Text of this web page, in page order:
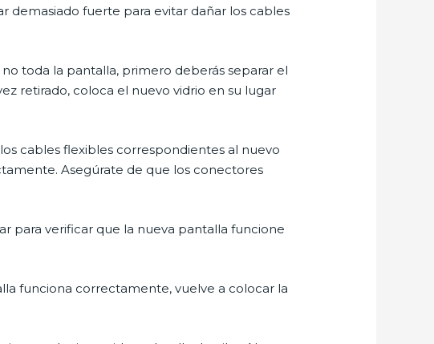
demasiado fuerte para evitar dañar los cables
toda la pantalla, primero deberás separar el
retirado, coloca el nuevo vidrio en su lugar
cables flexibles correspondientes al nuevo
Asegúrate de que los conectores
para verificar que la nueva pantalla funcione
funciona correctamente, vuelve a colocar la